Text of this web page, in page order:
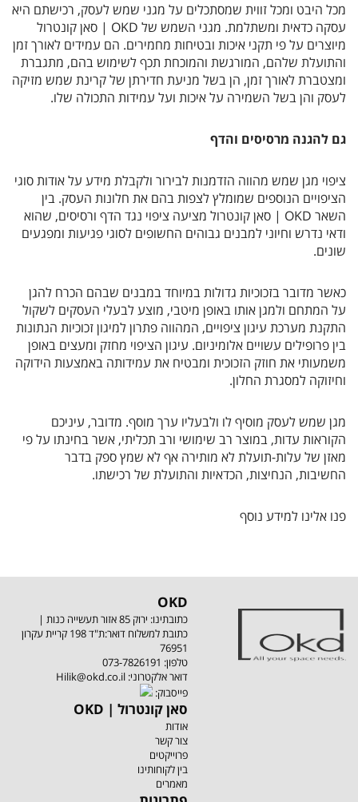
מכל היבט ומכל זווית שמסתכלים על מגני שמש לעסק, רכישתם היא
עסקה כדאית ומשתלמת. מגני השמש של OKD | סאן קונטרול
מיוצרים על פי תקני איכות ובטיחות מחמירים. הם עמידים לאורך זמן
והתועלת שלהם, המורגשת והמוכחת תכף לשימוש בהם, מתגברת
ומצטברת לאורך זמן, הן בשל מניעת חדירתן של קרינת שמש מזיקה
לעסק והן בשל השמירה על איכות ועל עמידות התכולה שלו.
גם להגנה מרסיסים והדף
ציפוי מגן שמש מהווה הזדמנות לבירור ולקבלת מידע על אודות סוגי
הציפויים הנוספים שמומלץ לצפות בהם את חלונות העסק. בין
השאר OKD | סאן קונטרול מציעה ציפוי נגד הדף ורסיסים, שהוא
ודאי נדרש וחיוני למבנים גבוהים החשופים לסוגי פגיעות ומפגעים
שונים.
כאשר מדובר בזכוכיות גדולות במיוחד במבנים שבהם הכרח להגן
על המתחם ולמגן אותו באופן מיטבי, מוצע לבעלי העסקים לשקול
התקנת מערכת עיגון ציפויים, המהווה פתרון למיגון זכוכיות הנתונות
בין פרופילים עשויים אלומיניום. עיגון הציפוי מחזק ומעצים באופן
משמעותי את חוזק הזכוכית ומבטיח את עמידותה באמצעות הידוקה
וחיזוקה למסגרת החלון.
מגן שמש לעסק מוסיף לו ולבעליו ערך מוסף. מדובר, עיניכם
הקוראות עדות, במוצר רב שימושי ורב תכליתי, אשר בחינתו על פי
מאזן של עלות-תועלת לא מותירה אף לא שמץ ספק בדבר
החשיבות, הנחיצות, הכדאיות והתועלת של רכישתו.
פנו אלינו למידע נוסף
OKD
כתובתינו: ירוק 85 אזור תעשייה כנות |
כתובת למשלוח דואר:ת"ד 198 קריית עקרון
76951
טלפון: 073-7826191
Hilik@okd.co.il :דואר אלקטרוני
:פייסבוק
OKD | סאן קונטרול
אודות
צור קשר
פרוייקטים
בין לקוחותינו
מאמרים